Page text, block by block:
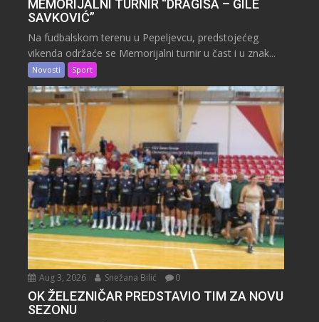
MEMORIJALNI TURNIR “DRAGIŠA – GILE
SAVKOVIĆ”
Na fudbalskom terenu u Pepeljevcu, predstojećeg
vikenda održaće se Memorijalni turnir u čast i u znak...
Novosti Sport
Aug 3, 2026 Snežana Bilić 0
OK ŽELEZNIČAR PREDSTAVIO TIM ZA NOVU
SEZONU